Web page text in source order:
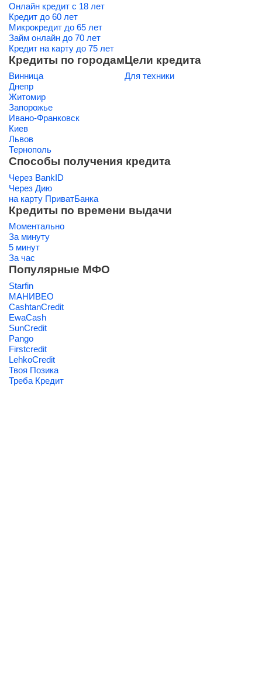
Онлайн кредит с 18 лет
Кредит до 60 лет
Микрокредит до 65 лет
Займ онлайн до 70 лет
Кредит на карту до 75 лет
Кредиты по городам
Винница
Днепр
Житомир
Запорожье
Ивано-Франковск
Киев
Львов
Тернополь
Цели кредита
Для техники
Способы получения кредита
Через BankID
Через Дию
на карту ПриватБанка
Кредиты по времени выдачи
Моментально
За минуту
5 минут
За час
Популярные МФО
Starfin
МАНИВЕО
CashtanCredit
EwaCash
SunCredit
Pango
Firstcredit
LehkoCredit
Твоя Позика
Треба Кредит